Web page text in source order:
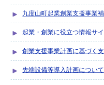
九度山町起業創業支援事業
起業・創業に役立つ情報サ
創業支援事業計画に基づく
先端設備等導入計画について